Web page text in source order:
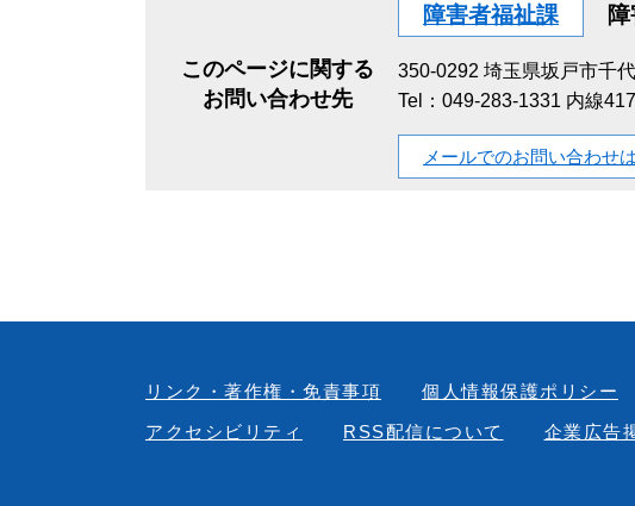
このページに関する
お問い合わせ先
障害者福祉課
350-0292 埼玉県坂戸市千
Tel：049-283-1331 内線417
メールでのお問い合わせ
リンク・著作権・免責事項
個人情報保護ポリシー
アクセシビリティ
RSS配信について 企業広告